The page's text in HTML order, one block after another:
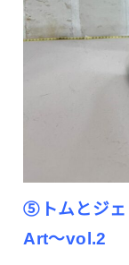
⑤トムとジ
Art〜vol.2